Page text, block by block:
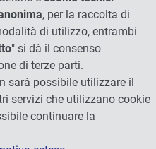
, per la raccolta di
di utilizzo, entrambi
" si dà il consenso
di terze parti.
sarà possibile utilizzare il
servizi che utilizzano cookie
continuare la